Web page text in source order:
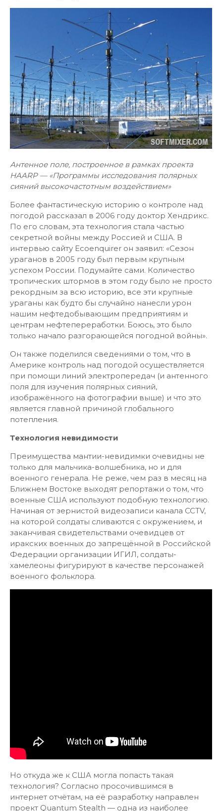
Антенное поле, построенное в рамках проекта
HAARP — «Программы исследования полярных
сияний высокочастотным воздействием»
Более фантастическую историю о контроле над
погодой рассказал в 2006 году доктор Хендрикс.
По его словам, эта технология стала частью
секретной войны между Россией и США. В
интервью сайту Ecoenquirer он заявил: «Сезон
ураганов в 2005 году был первым крупным
успехом России. Подумайте сами. Количество
тропических штормов в этом году было не просто
рекордным за всю историю, все эти крупные
ураганы как будто бы случайно нанесли урон
нашим нефтедобывающим предприятиям и
центрам нефтепереработки. Боюсь, это было
только начало разгорающейся погодной войны».
Он также поделился сведениями о том, что в
Америке контроль над погодой осуществляется
при помощи линий электропередач (и антенного
поля для изучения полярных сияний,
изображённого на фотографии выше) и что это
является главной причиной глобального
потепления.
Технология невидимости
Преимущества мантии-невидимки очевидны не
только для мальчика-волшебника, но и для
военного генерала. Не реже, чем раз в месяц на
Ближнем Востоке выходят репортажи о том, что
военные США используют подобную технологию.
Начиная от зернистой видеозаписи канала CCTV,
на которой солдаты сливаются с окружением, и
заканчивая свидетельствами очевидцев от
иракских военных до запрещённой в Российской
Федерации организации ИГИЛ, солдаты-
хамелеоны фигурируют в качестве персонажей
военного фольклора.
Но откуда же к США могла попасть такая
технология? Согласно просочившимся в
интернет отчётам, на её разработку направлен
проект Quantum Stealth — одна из наиболее